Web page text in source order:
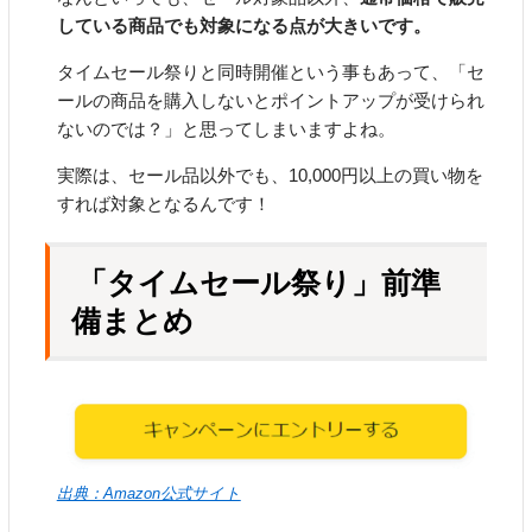
している商品でも対象になる点が大きいです。
タイムセール祭りと同時開催という事もあって、「セ
ールの商品を購入しないとポイントアップが受けられ
ないのでは？」と思ってしまいますよね。
実際は、セール品以外でも、10,000円以上の買い物を
すれば対象となるんです！
「タイムセール祭り」前準
備まとめ
出典：Amazon公式サイト